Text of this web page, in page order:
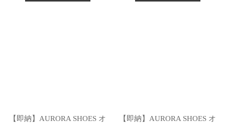
【即納】AURORA SHOES オ
【即納】AURORA SHOES オ